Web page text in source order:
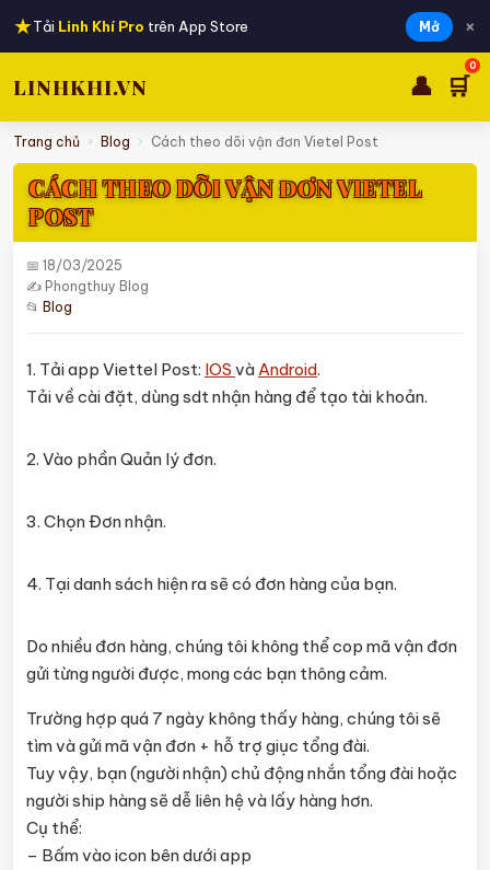
★Tải Linh Khí Pro trên App Store Mở ×
LINHKHI.VN 👤 🛒
0
Trang chủ › Blog › Cách theo dõi vận đơn Vietel Post
CÁCH THEO DÕI VẬN ĐƠN VIETEL
POST
📅 18/03/2025
✍ Phongthuy Blog
📂 Blog
1. Tải app Viettel Post: IOS vàAndroid.
Tải về cài đặt, dùng sdt nhận hàng để tạo tài khoản.
2. Vào phần Quản lý đơn.
3. Chọn Đơn nhận.
4. Tại danh sách hiện ra sẽ có đơn hàng của bạn.
Do nhiều đơn hàng, chúng tôi không thể cop mã vận đơn
gửi từng người được, mong các bạn thông cảm.
Trường hợp quá 7 ngày không thấy hàng, chúng tôi sẽ
tìm và gửi mã vận đơn + hỗ trợ giục tổng đài.
Tuy vậy, bạn (người nhận) chủ động nhắn tổng đài hoặc
người ship hàng sẽ dễ liên hệ và lấy hàng hơn.
Cụ thể:
– Bấm vào icon bên dưới app